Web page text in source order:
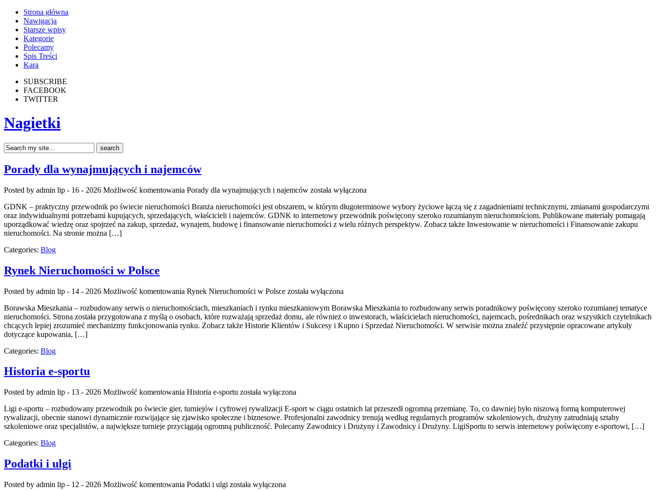
Strona główna
Nawigacja
Starsze wpisy
Kategorie
Polecamy
Spis Treści
Kara
SUBSCRIBE
FACEBOOK
TWITTER
Nagietki
Porady dla wynajmujących i najemców
Posted by admin lip - 16 - 2026 Możliwość komentowania Porady dla wynajmujących i najemców została wyłączona
GDNK – praktyczny przewodnik po świecie nieruchomości Branża nieruchomości jest obszarem, w którym długoterminowe wybory życiowe łączą się z zagadnieniami technicznymi, zmianami gospodarczymi
oraz indywidualnymi potrzebami kupujących, sprzedających, właścicieli i najemców. GDNK to internetowy przewodnik poświęcony szeroko rozumianym nieruchomościom. Publikowane materiały pomagają
uporządkować wiedzę oraz spojrzeć na zakup, sprzedaż, wynajem, budowę i finansowanie nieruchomości z wielu różnych perspektyw. Zobacz także Inwestowanie w nieruchomości i Finansowanie zakupu
nieruchomości. Na stronie można […]
Categories: Blog
Rynek Nieruchomości w Polsce
Posted by admin lip - 14 - 2026 Możliwość komentowania Rynek Nieruchomości w Polsce została wyłączona
Borawska Mieszkania – rozbudowany serwis o nieruchomościach, mieszkaniach i rynku mieszkaniowym Borawska Mieszkania to rozbudowany serwis poradnikowy poświęcony szeroko rozumianej tematyce
nieruchomości. Strona została przygotowana z myślą o osobach, które rozważają sprzedaż domu, ale również o inwestorach, właścicielach nieruchomości, najemcach, pośrednikach oraz wszystkich czytelnikach
chcących lepiej zrozumieć mechanizmy funkcjonowania rynku. Zobacz także Historie Klientów i Sukcesy i Kupno i Sprzedaż Nieruchomości. W serwisie można znaleźć przystępnie opracowane artykuły
dotyczące kupowania, […]
Categories: Blog
Historia e-sportu
Posted by admin lip - 13 - 2026 Możliwość komentowania Historia e-sportu została wyłączona
Ligi e-sportu – rozbudowany przewodnik po świecie gier, turniejów i cyfrowej rywalizacji E-sport w ciągu ostatnich lat przeszedł ogromną przemianę. To, co dawniej było niszową formą komputerowej
rywalizacji, obecnie stanowi dynamicznie rozwijające się zjawisko społeczne i biznesowe. Profesjonalni zawodnicy trenują według regularnych programów szkoleniowych, drużyny zatrudniają sztaby
szkoleniowe oraz specjalistów, a największe turnieje przyciągają ogromną publiczność. Polecamy Zawodnicy i Drużyny i Zawodnicy i Drużyny. LigiSportu to serwis internetowy poświęcony e-sportowi, […]
Categories: Blog
Podatki i ulgi
Posted by admin lip - 12 - 2026 Możliwość komentowania Podatki i ulgi została wyłączona